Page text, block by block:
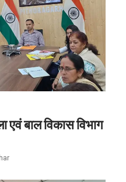
एवं बाल विकास विभाग